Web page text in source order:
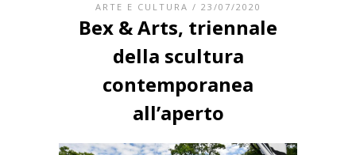
ARTE E CULTURA / 23/07/2020
Bex & Arts, triennale
della scultura
contemporanea
all’aperto